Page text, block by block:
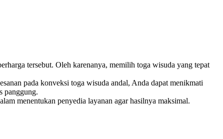
tersebut. Oleh karenanya, memilih toga wisuda yang tepat
pada konveksi toga wisuda andal, Anda dapat menikmati
panggung.
menentukan penyedia layanan agar hasilnya maksimal.